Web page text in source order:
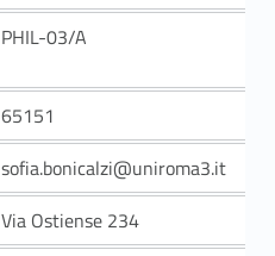
PHIL-03/A
65151
sofia.bonicalzi@uniroma3.it
Via Ostiense 234